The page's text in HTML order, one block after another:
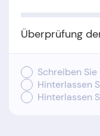
Überprüfung
Schreiben
Hinterlassen
Hinterlassen